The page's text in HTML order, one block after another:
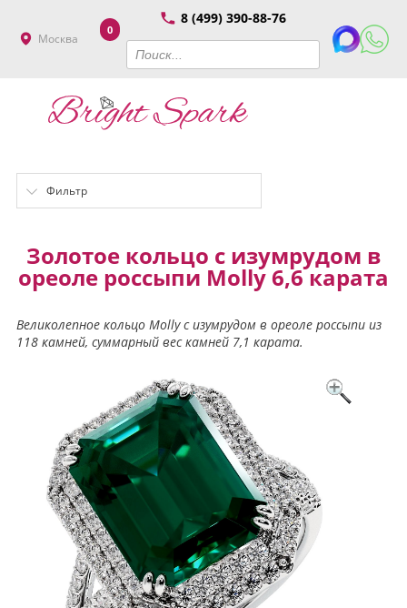
Москва
8 (499) 390-88-76
0
Фильтр
Золотое кольцо с изумрудом в
ореоле россыпи Molly 6,6 карата
Великолепное кольцо Molly с изумрудом в ореоле россыпи из
118 камней, суммарный вес камней 7,1 карата.